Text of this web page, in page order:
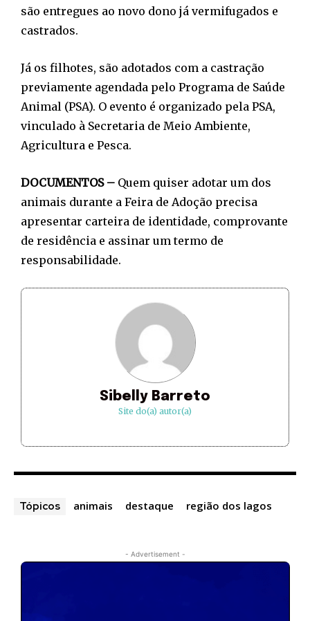
são entregues ao novo dono já vermifugados e
castrados.
Já os filhotes, são adotados com a castração
previamente agendada pelo Programa de Saúde
Animal (PSA). O evento é organizado pela PSA,
vinculado à Secretaria de Meio Ambiente,
Agricultura e Pesca.
DOCUMENTOS – Quem quiser adotar um dos
animais durante a Feira de Adoção precisa
apresentar carteira de identidade, comprovante
de residência e assinar um termo de
responsabilidade.
Sibelly Barreto
Site do(a) autor(a)
Tópicos animais destaque região dos lagos
- Advertisement -